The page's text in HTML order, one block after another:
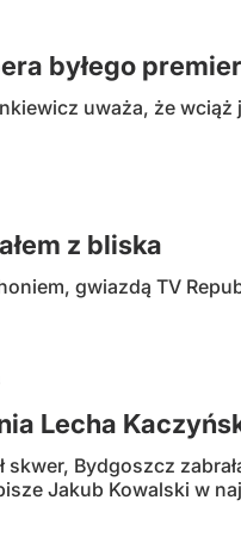
byłego
uważa, że
z bliska
gwiazdą TV
Lecha
skwer, Bydgoszcz
Jakub Kowalski w